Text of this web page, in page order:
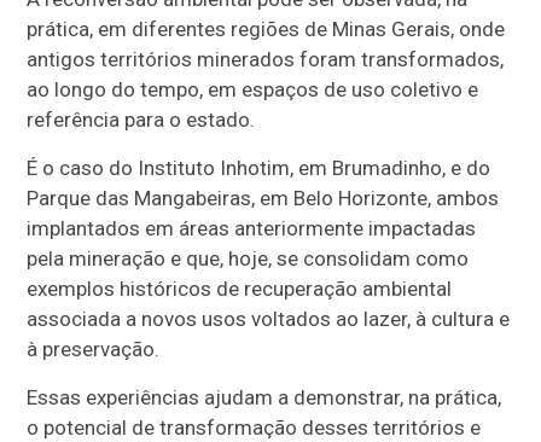
prática, em diferentes regiões de Minas Gerais, onde
antigos territórios minerados foram transformados,
ao longo do tempo, em espaços de uso coletivo e
referência para o estado.
É o caso do Instituto Inhotim, em Brumadinho, e do
Parque das Mangabeiras, em Belo Horizonte, ambos
implantados em áreas anteriormente impactadas
pela mineração e que, hoje, se consolidam como
exemplos históricos de recuperação ambiental
associada a novos usos voltados ao lazer, à cultura e
à preservação.
Essas experiências ajudam a demonstrar, na prática,
o potencial de transformação desses territórios e